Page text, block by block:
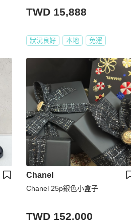
TWD 15,888
狀況良好 本地 免運
Chanel
Chanel 25p銀色小盒子
TWD 152,000